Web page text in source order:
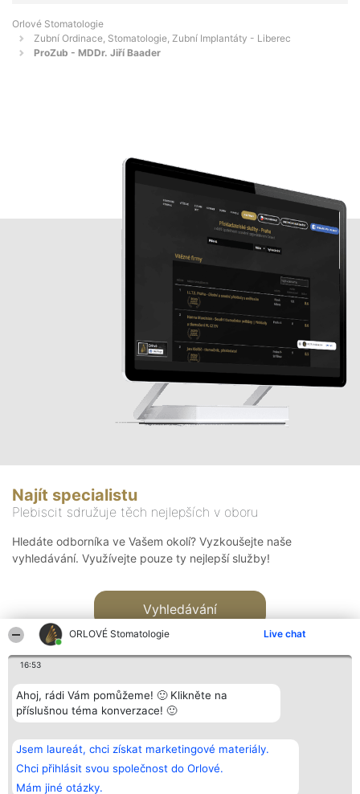
ORLOVÉ Stomatologie Live chat
16:53
Ahoj, rádi Vám pomůžeme! 🙂 Klikněte na
příslušnou téma konverzace! 🙂
Jsem laureát, chci získat marketingové materiály.
Chci přihlásit svou společnost do Orlové.
Mám jiné otázky.
Orlové Stomatologie
Zubní Ordinace, Stomatologie, Zubní Implantáty - Liberec
ProZub - MDDr. Jiří Baader
Najít specialistu
Plebiscit sdružuje těch nejlepších v oboru
Hledáte odborníka ve Vašem okolí? Vyzkoušejte naše
vyhledávání. Využívejte pouze ty nejlepší služby!
Vyhledávání
Bright Side Solutions sp. z o.
o. sp. k.
ul. Ruska 22
Wrocław 50-079
KRS 0000749100 | Regon
Vítězové
Seznam všech
laureátů
Zásady
Kontakt